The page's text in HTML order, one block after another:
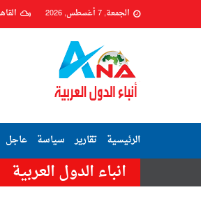
الجمعة, 7 أغسطس, 2026
الرئيسية تقارير سياسة عاجل
انباء الدول العربية
هزة أرضية تضرب مصر.. وشعور بها